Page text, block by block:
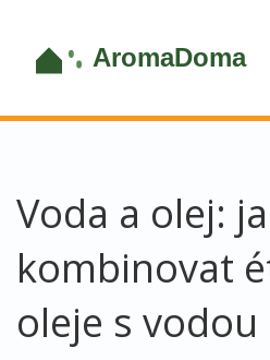
Voda a olej:
kombinovat
oleje s vodou